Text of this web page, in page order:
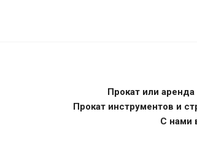
Прокат или
Прокат инструментов и
С нами